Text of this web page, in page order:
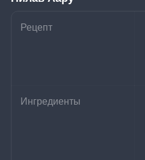
Рецепт
Ингредиенты